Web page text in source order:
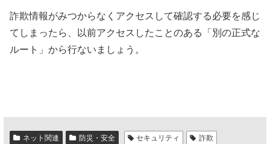
詐欺情報がみつからなくアクセスして確認する必要を感じ
てしまったら、以前アクセスしたことのある「別の正式な
ルート」から行ないましょう。
ネット関連 防災・安全 セキュリティ
詐欺